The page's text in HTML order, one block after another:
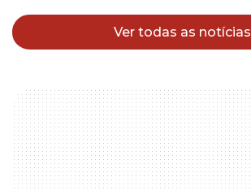
Ver todas as notícias